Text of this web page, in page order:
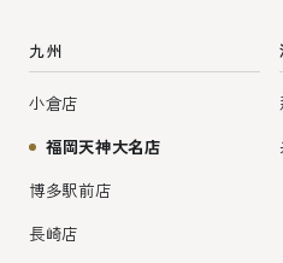
九州
小倉店
福岡天神大名店
博多駅前店
長崎店